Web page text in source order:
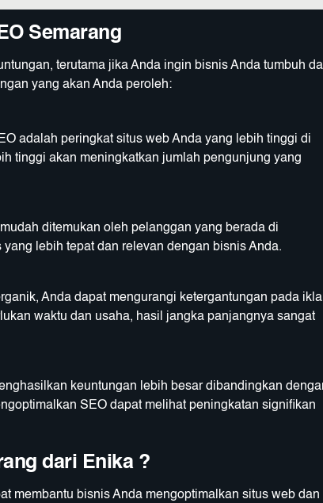
Semarang
terutama jika Anda ingin bisnis Anda tumbuh
yang akan Anda peroleh:
adalah peringkat situs web Anda yang lebih tinggi di
tinggi akan meningkatkan jumlah pengunjung yang
ditemukan oleh pelanggan yang berada di
lebih tepat dan relevan dengan bisnis Anda.
Anda dapat mengurangi ketergantungan pada
waktu dan usaha, hasil jangka panjangnya sangat
keuntungan lebih besar dibandingkan
SEO dapat melihat peningkatan signifikan
dari Enika ?
membantu bisnis Anda mengoptimalkan situs web dan